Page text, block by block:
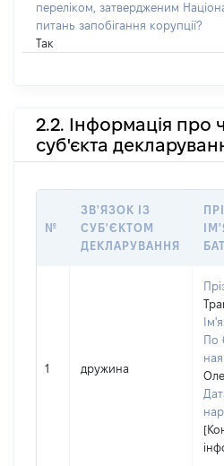
переліком, затвердженим
питань запобігання корупції?
Так
2.2. Інформація про
суб'єкта
№
ЗВ'ЯЗОК ІЗ
СУБ'ЄКТОМ
ДЕКЛАРУВАННЯ
1 дружина
Ім'я:
По